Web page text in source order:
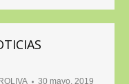
30 mayo, 2019